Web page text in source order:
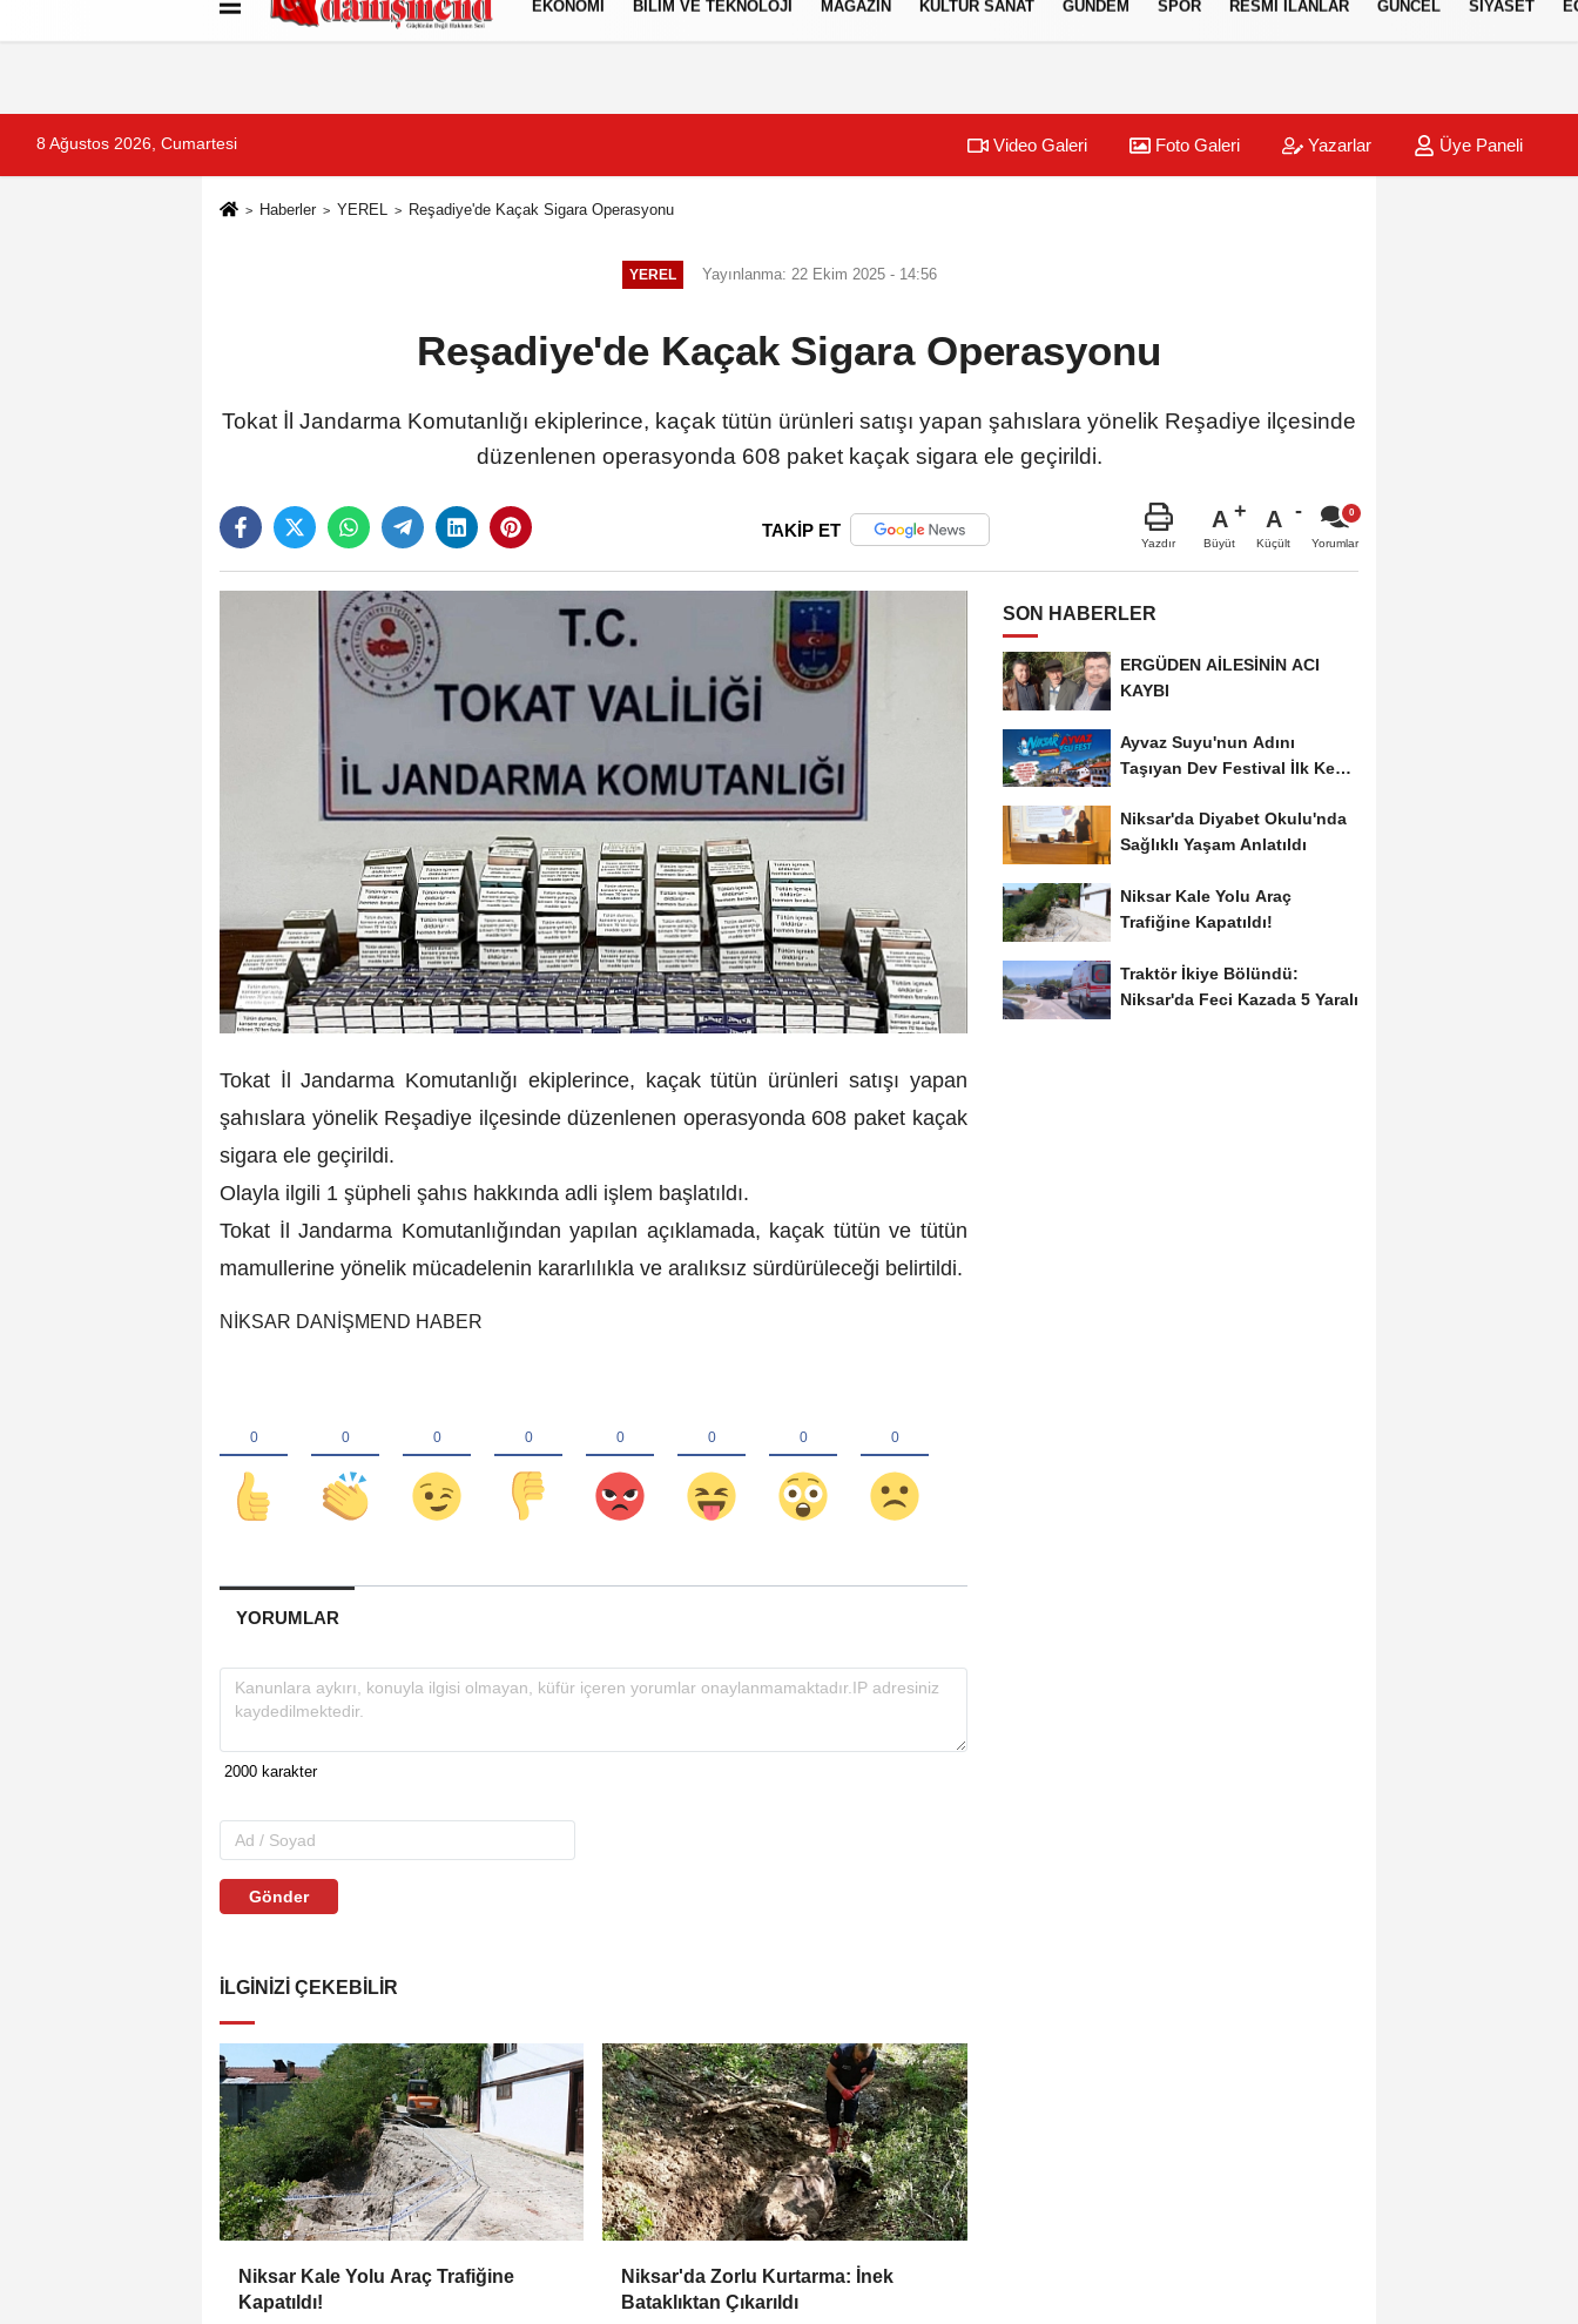
Künye İletişim Çerez Politikası
EKONOMİ BİLİM VE TEKNOLOJİ MAGAZİN KÜLTÜR SANAT GÜNDEM SPOR RESMİ İLANLAR GÜNCEL SİYASET
8 Ağustos 2026, Cumartesi Video Galeri Foto Galeri Yazarlar Üye Paneli
Haberler YEREL Reşadiye'de Kaçak Sigara Operasyonu
YEREL Yayınlanma: 22 Ekim 2025 - 14:56
Reşadiye'de Kaçak Sigara Operasyonu
Tokat İl Jandarma Komutanlığı ekiplerince, kaçak tütün ürünleri satışı yapan şahıslara yönelik Reşadiye ilçesinde
düzenlenen operasyonda 608 paket kaçak sigara ele geçirildi.
TAKİP ET
Yazdır
A
Büyüt
A
Küçült Yorumlar
Tokat İl Jandarma Komutanlığı ekiplerince, kaçak tütün ürünleri satışı yapan
şahıslara yönelik Reşadiye ilçesinde düzenlenen operasyonda 608 paket kaçak
sigara ele geçirildi.
Olayla ilgili 1 şüpheli şahıs hakkında adli işlem başlatıldı.
Tokat İl Jandarma Komutanlığından yapılan açıklamada, kaçak tütün ve tütün
mamullerine yönelik mücadelenin kararlılıkla ve aralıksız sürdürüleceği belirtildi.
NİKSAR DANİŞMEND HABER
YORUMLAR
Gönder
İLGINIZI ÇEKEBILIR
Niksar Kale Yolu Araç Trafiğine
Kapatıldı!
Niksar'da Zorlu Kurtarma: İnek
Bataklıktan Çıkarıldı
SON HABERLER
ERGÜDEN AİLESİNİN ACI
KAYBI
Ayvaz Suyu'nun Adını
Taşıyan Dev Festival İlk Kez
Niksar'da Diyabet Okulu'nda
Sağlıklı Yaşam Anlatıldı
Niksar Kale Yolu Araç
Trafiğine Kapatıldı!
Traktör İkiye Bölündü:
Niksar'da Feci Kazada 5 Yaralı